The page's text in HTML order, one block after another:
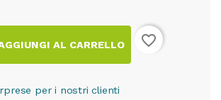
AL CARRELLO favorite_border
per i nostri clienti